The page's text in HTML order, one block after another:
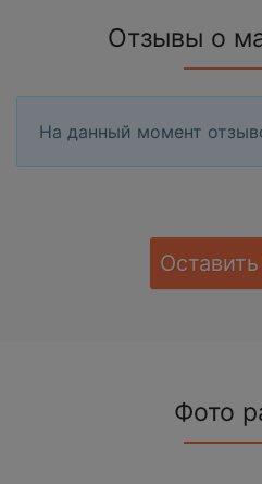
Отзывы о
На данный момент
Фото